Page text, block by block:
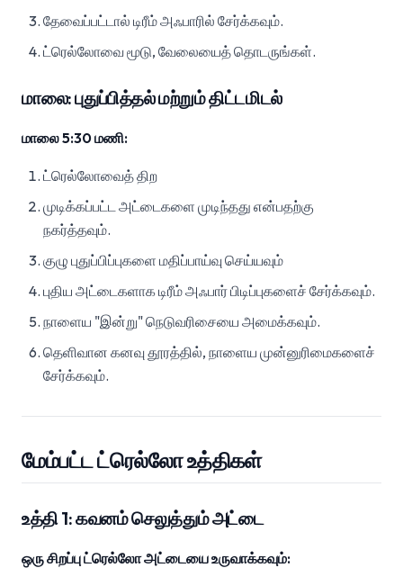
தேவைப்பட்டால் டிரீம் அஃபாரில் சேர்க்கவும்.
ட்ரெல்லோவை மூடு, வேலையைத் தொடருங்கள்.
மாலை: புதுப்பித்தல் மற்றும் திட்டமிடல்
மாலை 5:30 மணி:
ட்ரெல்லோவைத் திற
முடிக்கப்பட்ட அட்டைகளை முடிந்தது என்பதற்கு
நகர்த்தவும்.
குழு புதுப்பிப்புகளை மதிப்பாய்வு செய்யவும்
புதிய அட்டைகளாக டிரீம் அஃபார் பிடிப்புகளைச் சேர்க்கவும்.
நாளைய "இன்று" நெடுவரிசையை அமைக்கவும்.
தெளிவான கனவு தூரத்தில், நாளைய முன்னுரிமைகளைச்
சேர்க்கவும்.
மேம்பட்ட ட்ரெல்லோ உத்திகள்
உத்தி 1: கவனம் செலுத்தும் அட்டை
ஒரு சிறப்பு ட்ரெல்லோ அட்டையை உருவாக்கவும்: